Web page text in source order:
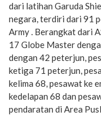
dari latihan Garuda
negara, terdiri dari 91
Army . Berangkat dari
17 Globe Master
dengan 42 peterjun,
ketiga 71 peterjun,
kelima 68, pesawat ke
kedelapan 68 dan
pendaratan di Area